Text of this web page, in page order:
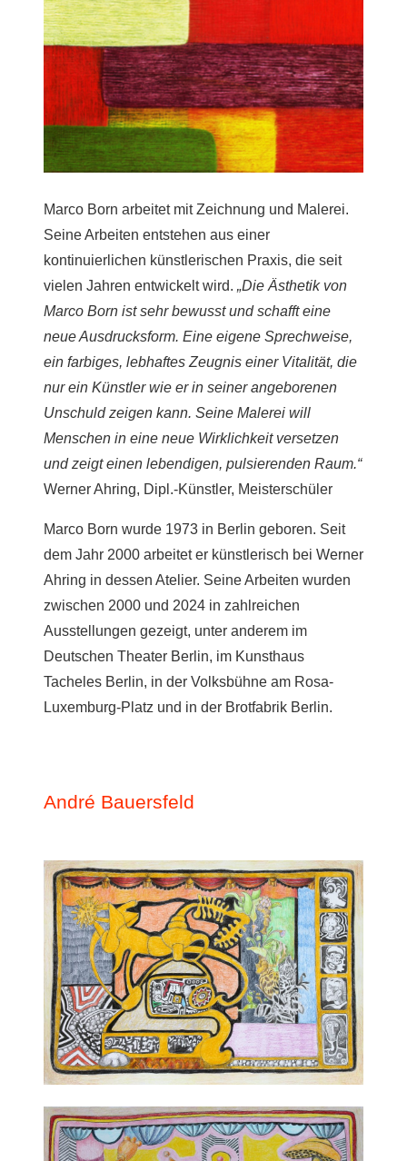
Marco Born arbeitet mit Zeichnung und Malerei.
Seine Arbeiten entstehen aus einer
kontinuierlichen künstlerischen Praxis, die seit
vielen Jahren entwickelt wird. „Die Ästhetik von
Marco Born ist sehr bewusst und schafft eine
neue Ausdrucksform. Eine eigene Sprechweise,
ein farbiges, lebhaftes Zeugnis einer Vitalität, die
nur ein Künstler wie er in seiner angeborenen
Unschuld zeigen kann. Seine Malerei will
Menschen in eine neue Wirklichkeit versetzen
und zeigt einen lebendigen, pulsierenden Raum.“
Werner Ahring, Dipl.-Künstler, Meisterschüler
Marco Born wurde 1973 in Berlin geboren. Seit
dem Jahr 2000 arbeitet er künstlerisch bei Werner
Ahring in dessen Atelier. Seine Arbeiten wurden
zwischen 2000 und 2024 in zahlreichen
Ausstellungen gezeigt, unter anderem im
Deutschen Theater Berlin, im Kunsthaus
Tacheles Berlin, in der Volksbühne am Rosa-
Luxemburg-Platz und in der Brotfabrik Berlin.
André Bauersfeld